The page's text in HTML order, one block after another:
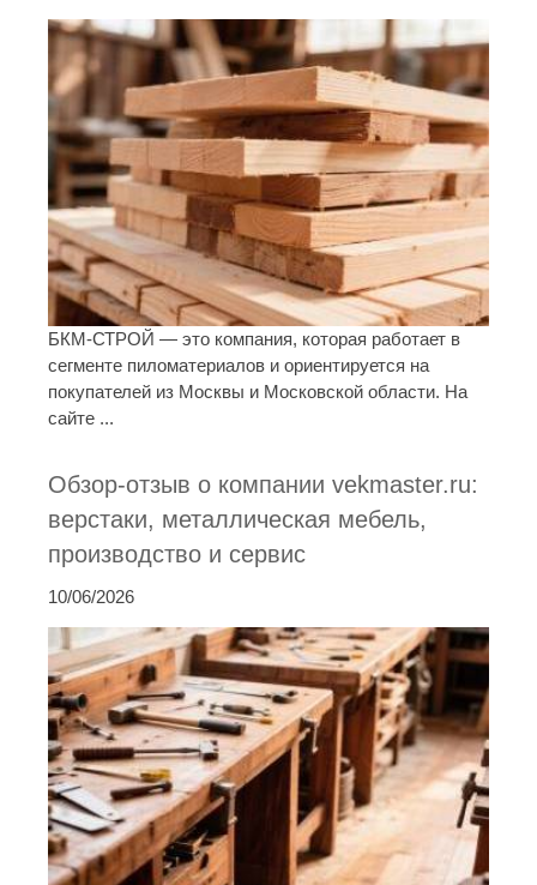
БКМ-СТРОЙ — это компания, которая работает в
сегменте пиломатериалов и ориентируется на
покупателей из Москвы и Московской области. На
сайте ...
Обзор-отзыв о компании vekmaster.ru:
верстаки, металлическая мебель,
производство и сервис
10/06/2026